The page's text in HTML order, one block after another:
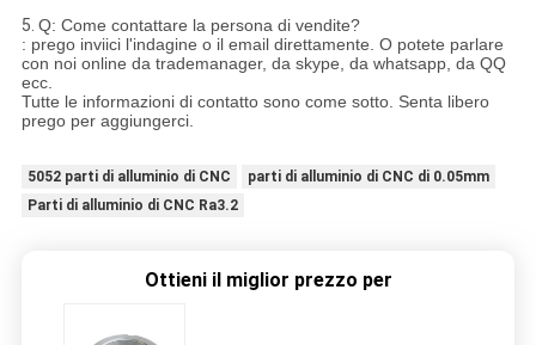
5. Q: Come contattare la persona di vendite?
: prego inviici l'indagine o il email direttamente. O potete parlare
con noi online da trademanager, da skype, da whatsapp, da QQ
ecc.
Tutte le informazioni di contatto sono come sotto. Senta libero
prego per aggiungerci.
5052 parti di alluminio di CNC
parti di alluminio di CNC di 0.05mm
Parti di alluminio di CNC Ra3.2
Ottieni il miglior prezzo per